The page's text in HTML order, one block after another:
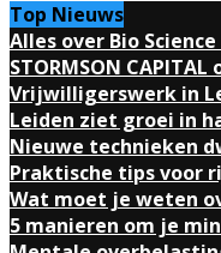
Top Nieuws
Alles over Bio
STORMSON
Vrijwilligerswerk in
Leiden ziet groei in
Nieuwe technieken
Praktische tips voor
Wat moet je weten
5 manieren om je